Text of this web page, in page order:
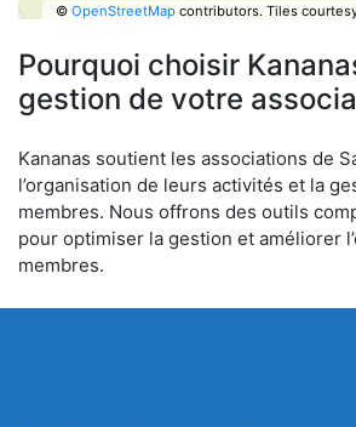
© OpenStreetMapcontributors. Tiles
Pourquoi choisir
gestion de votre
Kananas soutient les associations de
l’organisation de leurs activités et la
membres. Nous offrons des outils
pour optimiser la gestion et améliorer
membres.